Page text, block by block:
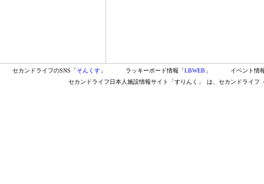
セカンドライフのSNS「そんくす 」 ラッキーボード情報「LBWEB 」
イベント情
セカンドライフ日本人施設情報サイト「すりんく」
は、セカンドライフ